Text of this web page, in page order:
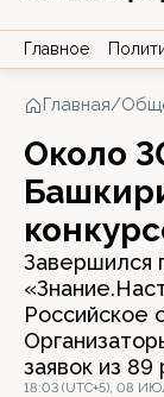
Главное
Главная/
Около
Завершился
Российское
заявок из 89
18:03 (UTC+5), 08